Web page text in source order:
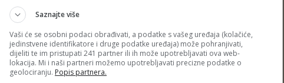
medija rekao je: "Ohrabruje me kada žena
i samouvjereno kaže što misli."
nije početak novog poglavlja u vašem životu." Ovo je
Čestitamo."
Saznajte više
Vaši će se osobni podaci obrađivati, a podatke s vašeg uređaja (kolačiće,
jedinstvene identifikatore i druge podatke uređaja) može pohranjivati,
dijeliti te im pristupati 241 partner ili ih može upotrebljavati ova web-
lokacija. Mi i naši partneri možemo upotrebljavati precizne podatke o
geolociranju. Popis partnera.